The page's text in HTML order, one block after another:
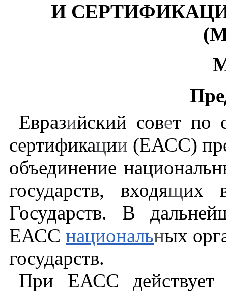
И
Евразийский совет по
сертификации (ЕАСС)
объединение
государств, входящих
Государств. В
ЕАСС национальных
государств.
При ЕАСС действует